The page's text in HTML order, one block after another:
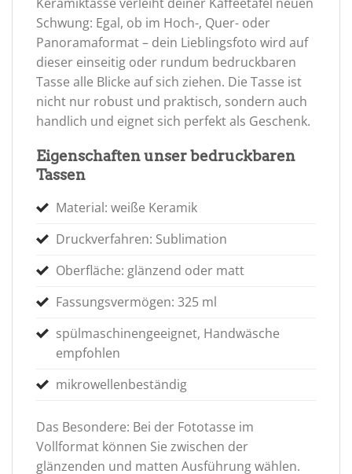
Schwung: Egal, ob im Hoch-, Quer- oder
Panoramaformat – dein Lieblingsfoto wird auf
dieser einseitig oder rundum bedruckbaren
Tasse alle Blicke auf sich ziehen. Die Tasse ist
nicht nur robust und praktisch, sondern auch
handlich und eignet sich perfekt als Geschenk.
Eigenschaften unser bedruckbaren
Tassen
Material: weiße Keramik
Druckverfahren: Sublimation
Oberfläche: glänzend oder matt
Fassungsvermögen: 325 ml
spülmaschinengeeignet, Handwäsche
empfohlen
mikrowellenbeständig
Das Besondere: Bei der Fototasse im
Vollformat können Sie zwischen der
glänzenden und matten Ausführung wählen.